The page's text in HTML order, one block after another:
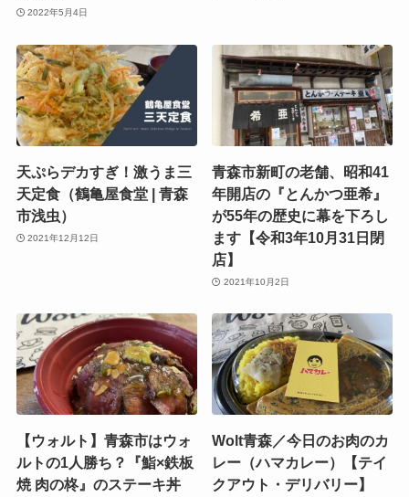
2022年5月4日
天ぷらデカすぎ！激うま三
天定食（鶴亀屋食堂 | 青森
市浅虫）
2021年12月12日
青森市新町の老舗、昭和41
年開店の『とんかつ亜希』
が55年の歴史に幕を下ろし
ます【令和3年10月31日閉
店】
2021年10月2日
【ウォルト】青森市はウォ
ルトの1人勝ち？『鮨×鉄板
焼 肉の柊』のステーキ丼
Wolt青森／今日のお肉のカ
レー（ハマカレー）【テイ
クアウト・デリバリー】